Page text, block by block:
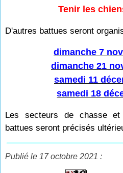
Tenir les
D'autres battues seront
dimanche 7
dimanche 21
samedi 11
samedi 18
Les secteurs de chasse
battues seront précisés
Publié le 17 octobre 2021 :